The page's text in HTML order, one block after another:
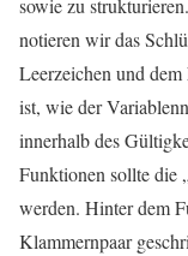
sowie zu
notieren wir das
Leerzeichen und
ist, wie der
innerhalb des
Funktionen sollte die
werden. Hinter dem
Klammernpaar